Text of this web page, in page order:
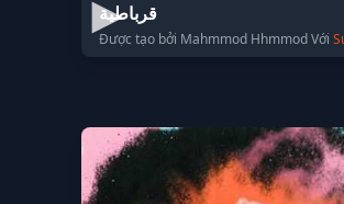
قرباطية
Được tạo bởi Mahmmod Hhmmod Với